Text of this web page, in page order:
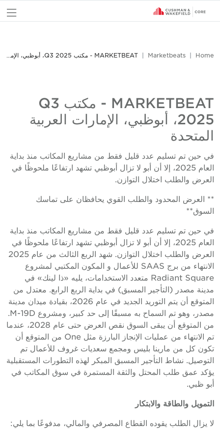
Home
Marketbeats MARKETBEAT - مكتب Q3 2025، أبوظبي، الإمارات العربية المتحدة
MARKETBEAT - مكتب Q3
2025، أبوظبي، الإمارات العربية
المتحدة
في حين تم تسليم عدد قليل فقط من مشاريع المكاتب منذ بداية
العام 2025، إلا أن أبو لا تزال أبوظبي تشهد ارتفاعًا ملحوظًا في
العرض والطلب اختلال التوازن.
** العرض المحدود والطلب القوي يحافظان على تماسك
السوق**
في حين تم تسليم عدد قليل فقط من مشاريع المكاتب منذ بداية
العام 2025، إلا أن أبو لا تزال أبوظبي تشهد ارتفاعًا ملحوظًا في
العرض والطلب اختلال التوازن. شهد الربع الثالث من عام 2025
الانتهاء من برج SAAS للأعمال و المكون المكتبي لمشروع
Radiant Square متعدد الاستخدامات، يليه «ذا لينك» في
مدينة مصدر (التأجير المسبق) في بداية الربع الرابع. معتدل من
المتوقع أن يتم التوريد الجديد في عام 2026، بقيادة ميدان مدينة
مصدر، وهو تم السماح به مسبقًا إلى حد كبير، ومشروع M-19D.
من المتوقع أن يبقى السوق نقص العرض حتى عام 2028، عندما
تم الانتهاء من عمليات الإنجاز البارزة مثل One من المتوقع أن
تكون كل من مارينا بليس ومجمع سعديات غروف للأعمال تم
التوصيل. نشاط التأجير المسبق المبكر لهذه التطورات المستقبلية
يؤكد عمق طلب المحتل والثقة المستمرة في سوق المكاتب في
أبو ظبي.
التمويل والطاقة والابتكار
لا يزال الطلب يقوده القطاع المصرفي والمالي، مدفوعًا بما يلي: